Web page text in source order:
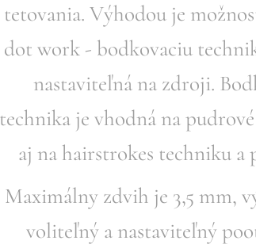
tetovania. Výhodou je
dot work - bodkovaciu
nastaviteľná na zdroji.
technika je vhodná na
aj na hairstrokes techniku a
Maximálny zdvih je 3,5 mm,
voliteľný a nastaviteľný